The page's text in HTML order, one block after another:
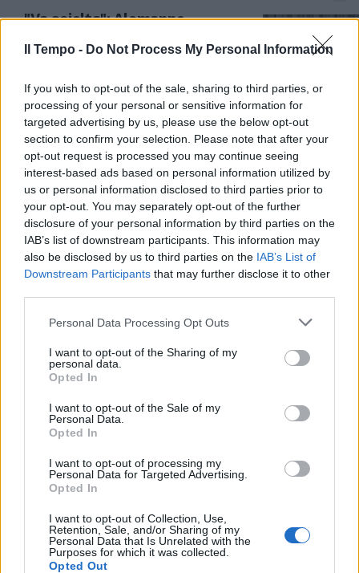
Il Tempo - Do Not Process My Personal Information
If you wish to opt-out of the sale, sharing to third parties, or
processing of your personal or sensitive information for
targeted advertising by us, please use the below opt-out
section to confirm your selection. Please note that after your
opt-out request is processed you may continue seeing
interest-based ads based on personal information utilized by
us or personal information disclosed to third parties prior to
your opt-out. You may separately opt-out of the further
disclosure of your personal information by third parties on the
IAB’s list of downstream participants. This information may
also be disclosed by us to third parties on the IAB’s List of
Downstream Participants that may further disclose it to other
Personal Data Processing Opt Outs
I want to opt-out of the Sharing of my
personal data.
Opted In
I want to opt-out of the Sale of my
Personal Data.
Opted In
I want to opt-out of processing my
Personal Data for Targeted Advertising.
Opted In
I want to opt-out of Collection, Use,
Retention, Sale, and/or Sharing of my
Personal Data that Is Unrelated with the
Purposes for which it was collected.
Opted Out
"Va sciolta": Alemanno
Nato. E Schlein è in imbarazzo
DOPO LA STRAGE
"Esame di coscienza, massacro
che dura da mesi": Rafah, la
condanna di Alemanno
28/05/2024
MANIFESTAZIONE
"Salvare Maserati": l'appello di
al governo
13/04/2024
TESTO APPROVATO
pagamento": Alemanno boccia il
patto Ue sui migranti
Allarme di Alemanno su green e
digitale: “Le imprese chiudono
per colpa di Cina e Usa”